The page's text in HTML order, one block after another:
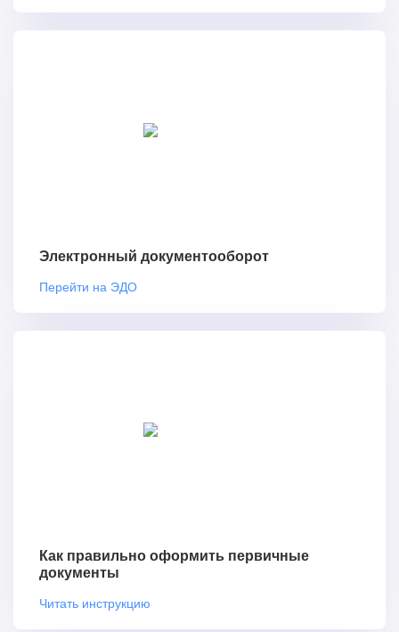
Электронный документооборот
Перейти на ЭДО
Как правильно оформить первичные
документы
Читать инструкцию